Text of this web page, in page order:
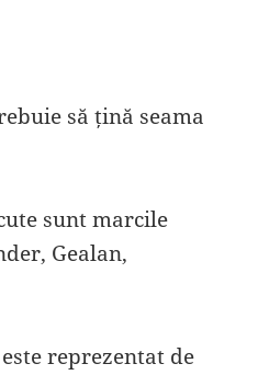
să țină seama
sunt marcile
Gealan,
reprezentat de